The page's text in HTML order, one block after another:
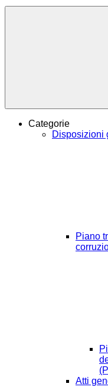
Categorie
Disposizioni
Piano
Atti